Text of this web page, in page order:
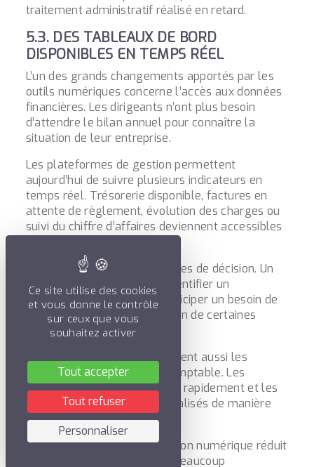
traitement administratif réalisé en retard.
5.3. DES TABLEAUX DE BORD
DISPONIBLES EN TEMPS RÉEL
L’un des grands changements apportés par les
outils numériques concerne l’accès aux données
financières. Les dirigeants n’ont plus besoin
d’attendre le bilan annuel pour connaître la
situation de leur entreprise.
Les plateformes de gestion permettent
aujourd’hui de suivre plusieurs indicateurs en
temps réel. Trésorerie disponible, factures en
attente de règlement, évolution des charges ou
suivi du chiffre d’affaires deviennent accessibles
Cette visibilité facilite les prises de décision. Un
dirigeant peut rapidement identifier un
ralentissement d’activité, anticiper un besoin de
trésorerie ou suivre l’évolution de certaines
dépenses.
Les tableaux de bord améliorent aussi les
échanges avec le cabinet comptable. Les
données sont partagées plus rapidement et les
ajustements peuvent être réalisés de manière
plus fluide.
Au quotidien, cette organisation numérique réduit
surtout les approximations. Beaucoup
Ce site utilise des cookies
et vous donne le contrôle
sur ceux que vous
souhaitez activer
Tout accepter
Tout refuser
Personnaliser